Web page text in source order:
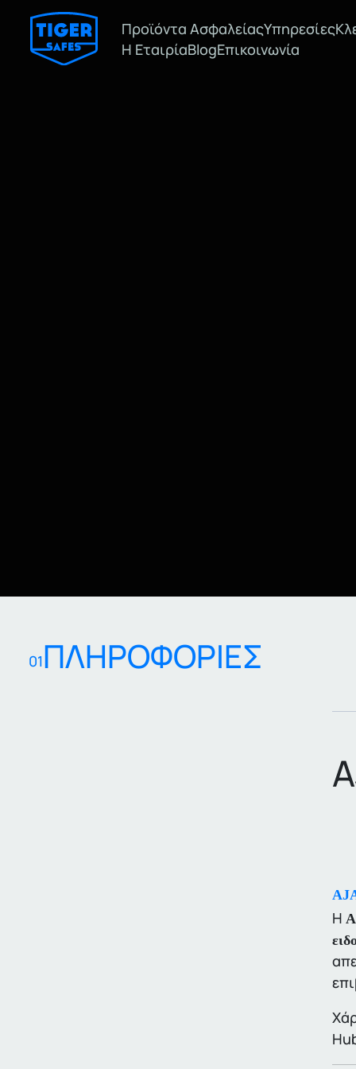
Προϊόντα ΑσφαλείαςΥπηρεσίες
Η ΕταιρίαBlogΕπικοινωνία
01ΠΛΗΡΟΦΟΡΙΕΣ
Η